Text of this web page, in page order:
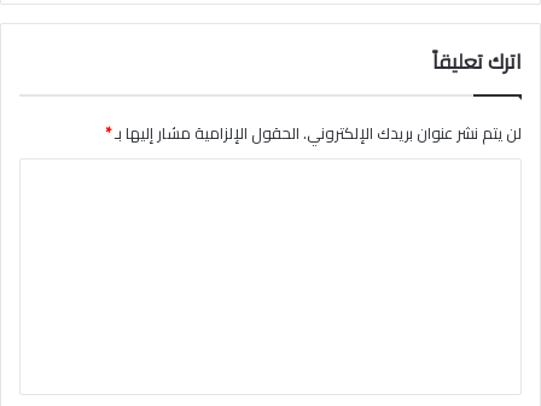
اترك تعليقاً
لن يتم نشر عنوان بريدك الإلكتروني.الحقول الإلزامية مشار إليها بـ*
ق